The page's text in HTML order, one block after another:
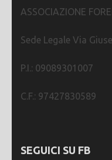
ASSOCIAZIONE
Sede Legale Via
P.I.: 09089301007
C.F.: 97427830589
SEGUICI SU FB